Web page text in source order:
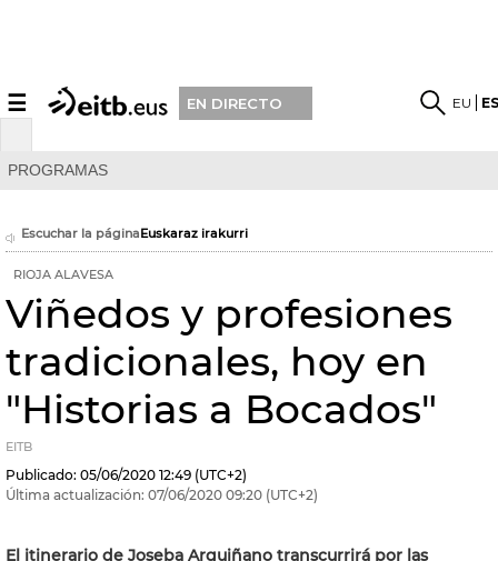
☰ EN DIRECTO EU
PROGRAMAS
Escuchar la páginaEuskaraz irakurri
RIOJA ALAVESA
Viñedos y profesiones
tradicionales, hoy en
"Historias a Bocados"
EITB
Publicado: 05/06/2020 12:49 (UTC+2)
Última actualización: 07/06/2020 09:20 (UTC+2)
El itinerario de Joseba Arguiñano transcurrirá por las